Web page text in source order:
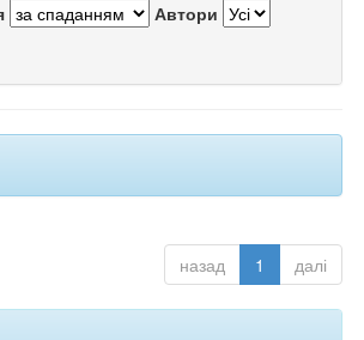
Автори
назад 1 далі